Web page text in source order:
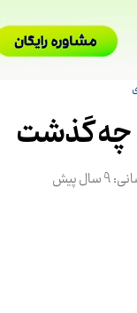
چه گذشت
سال پیش